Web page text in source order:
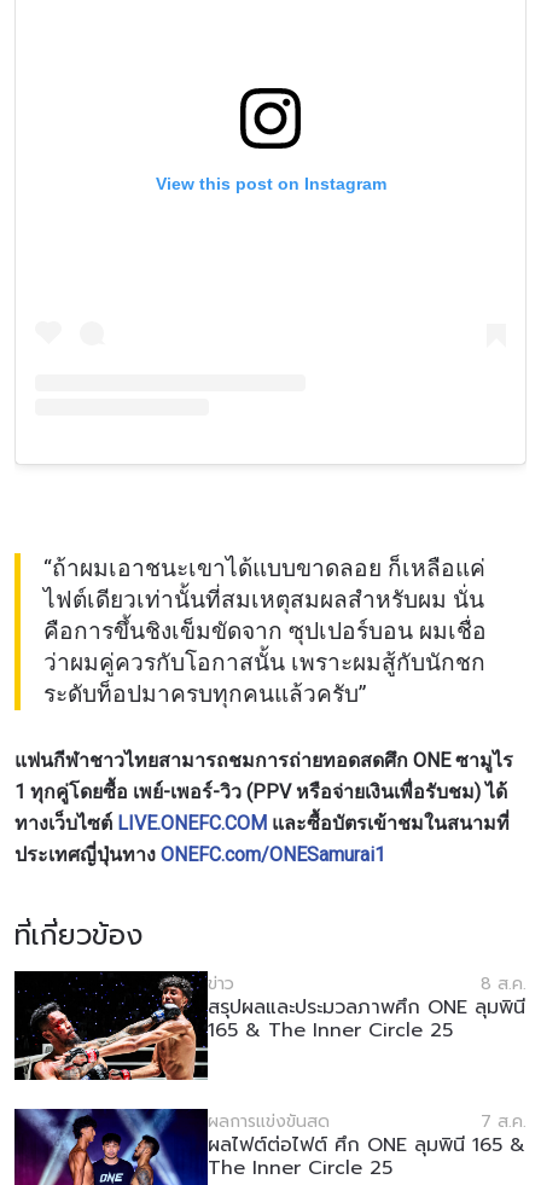
View this post on Instagram
“ถ้าผมเอาชนะเขาได้แบบขาดลอย ก็เหลือแค่
ไฟต์เดียวเท่านั้นที่สมเหตุสมผลสำหรับผม นั่น
คือการขึ้นชิงเข็มขัดจาก ซุปเปอร์บอน ผมเชื่อ
ว่าผมคู่ควรกับโอกาสนั้น เพราะผมสู้กับนักชก
ระดับท็อปมาครบทุกคนแล้วครับ”
แฟนกีฬาชาวไทยสามารถชมการถ่ายทอดสดศึก ONE ซามูไร
1 ทุกคู่โดยซื้อ เพย์-เพอร์-วิว (PPV หรือจ่ายเงินเพื่อรับชม) ได้
ทางเว็บไซต์ LIVE.ONEFC.COM และซื้อบัตรเข้าชมในสนามที่
ประเทศญี่ปุ่นทาง ONEFC.com/ONESamurai1
ที่เกี่ยวข้อง
ข่าว 8 ส.ค.
สรุปผลและประมวลภาพศึก ONE ลุมพินี
165 & The Inner Circle 25
ผลการแข่งขันสด 7 ส.ค.
ผลไฟต์ต่อไฟต์ ศึก ONE ลุมพินี 165 &
The Inner Circle 25
ดูไฮไลต์การแข่งขัน
สมัคร
รวบรวม ใช้งาน และเปิดเผยข้อมูลของท่านภายใต้